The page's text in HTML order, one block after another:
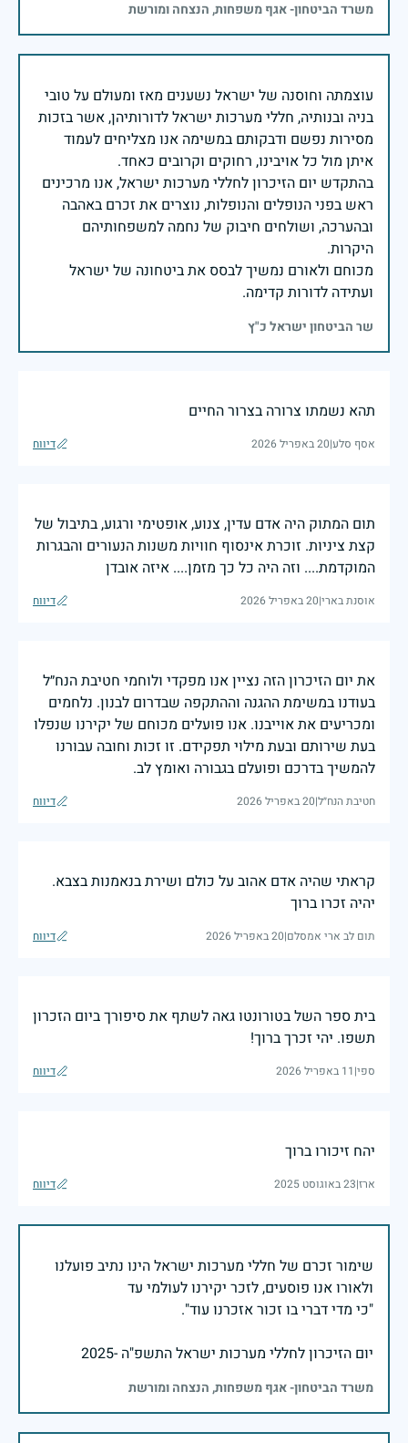
משרד הביטחון- אגף משפחות, הנצחה ומורשת
עוצמתה וחוסנה של ישראל נשענים מאז ומעולם על טובי
בניה ובנותיה, חללי מערכות ישראל לדורותיהן, אשר בזכות
מסירות נפשם ודבקותם במשימה אנו מצליחים לעמוד
בהתקדש יום הזיכרון לחללי מערכות ישראל, אנו מרכינים
ראש בפני הנופלים והנופלות, נוצרים את זכרם באהבה
ובהערכה, ושולחים חיבוק של נחמה למשפחותיהם
מכוחם ולאורם נמשיך לבסס את ביטחונה של ישראל
ועתידה לדורות קדימה.
שר הביטחון ישראל כ"ץ
תהא נשמתו צרורה בצרור החיים
אסף סלע|20 באפריל 2026 דיווח
תום המתוק היה אדם עדין, צנוע, אופטימי ורגוע, בתיבול של
קצת ציניות. זוכרת אינסוף חוויות משנות הנעורים והבגרות
המוקדמת.... וזה היה כל כך מזמן.... איזה אובדן
אוסנת בארי|20 באפריל 2026 דיווח
את יום הזיכרון הזה נציין אנו מפקדי ולוחמי חטיבת הנח״ל
בעודנו במשימת ההגנה וההתקפה שבדרום לבנון. נלחמים
ומכריעים את אוייבנו. אנו פועלים מכוחם של יקירנו שנפלו
בעת שירותם ובעת מילוי תפקידם. זו זכות וחובה עבורנו
להמשיך בדרכם ופועלם בגבורה ואומץ לב.
חטיבת הנח״ל|20 באפריל 2026 דיווח
קראתי שהיה אדם אהוב על כולם ושירת בנאמנות בצבא.
יהיה זכרו ברוך
תום לב ארי אמסלם|20 באפריל 2026 דיווח
בית ספר השל בטורונטו גאה לשתף את סיפורך ביום הזכרון
תשפו. יהי זכרך ברוך!
ספי|11 באפריל 2026 דיווח
יהח זיכורו ברוך
ארז|23 באוגוסט 2025 דיווח
שימור זכרם של חללי מערכות ישראל הינו נתיב פועלנו
יום הזיכרון לחללי מערכות ישראל התשפ"ה -2025
משרד הביטחון- אגף משפחות, הנצחה ומורשת